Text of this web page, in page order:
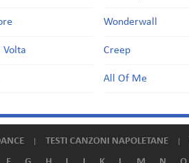
Volta
Wonderwall
Creep
All Of Me
TESTI CANZONI NAPOLETANE